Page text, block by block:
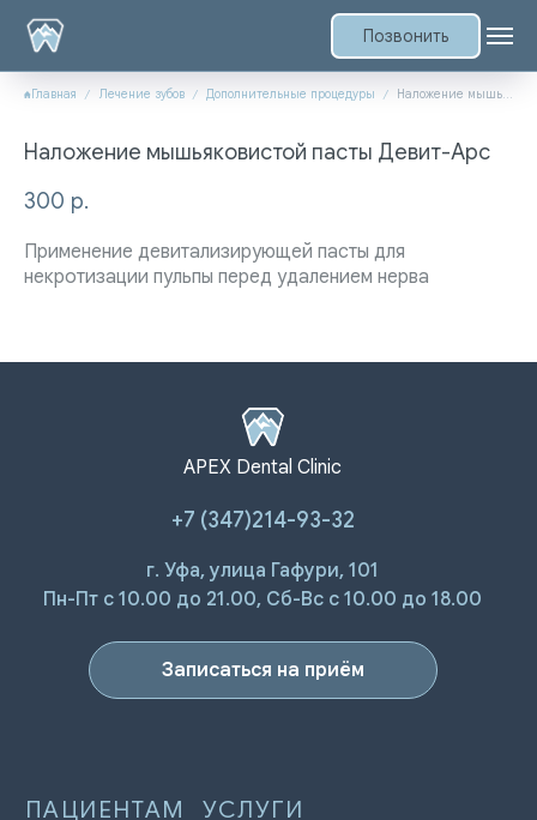
Позвонить
Главная Лечение зубов Дополнительные процедуры Наложение мышьяковистой пасты Девит-Арс
Наложение мышьяковистой пасты Девит-Арс
300 р.
Применение девитализирующей пасты для
некротизации пульпы перед удалением нерва
APEX Dental Clinic
+7 (347)214-93-32
г. Уфа, улица Гафури, 101
Пн-Пт с 10.00 до 21.00, Сб-Вс с 10.00 до 18.00
Записаться на приём
Ответы на
Специалисты
УСЛУГИ
Лечение зубов
Протезирование | Имплантация
Брекеты | Элайнеры
Статьи
Политика конфиденциальности